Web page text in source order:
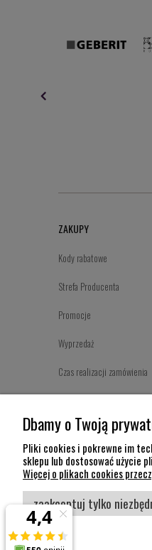
ZAKUPY
Kody rabatowe
Strefa Producenta
Promocje
Wyprzedaż
Czas realizacji zamówienia
Formy płatności
Regulamin
Dbamy o Twoją
Pliki cookies i pokrewne im
sklepu lub dostosować użycie
Więcej o plikach cookies
zaakceptuj tylko